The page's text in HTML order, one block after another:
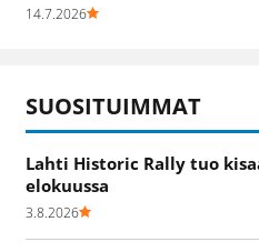
14.7.2026
SUOSITUIMMAT
Lahti Historic Rally tuo
elokuussa
3.8.2026